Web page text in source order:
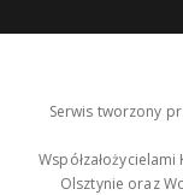
Serwis tworzony
Olsztynie oraz